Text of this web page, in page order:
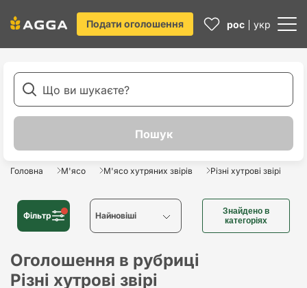
Подати оголошення рос укр
Головна М'ясо М'ясо хутряних звірів Різні хутрові звірі
Фільтр Найновіші
Найновіші
Знайдено в
категоріях
Оголошення в рубриці
Різні хутрові звірі